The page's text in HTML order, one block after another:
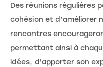
Des réunions
cohésion et
rencontres
permettant ainsi à
idées, d'apporter son